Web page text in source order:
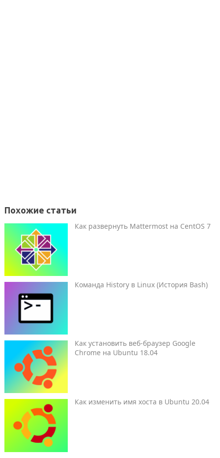
Похожие статьи
Как развернуть Mattermost на CentOS 7
Команда History в Linux (История Bash)
Как установить веб-браузер Google
Chrome на Ubuntu 18.04
Как изменить имя хоста в Ubuntu 20.04